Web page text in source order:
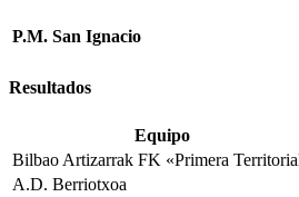
P.M. San Ignacio
Resultados
Equipo
Bilbao Artizarrak FK «Primera
A.D. Berriotxoa